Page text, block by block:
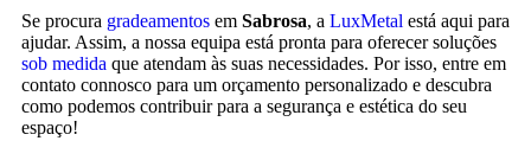
Se procura gradeamentos em Sabrosa, a LuxMetal está aqui para
ajudar. Assim, a nossa equipa está pronta para oferecer soluções
sob medida que atendam às suas necessidades. Por isso, entre em
contato connosco para um orçamento personalizado e descubra
como podemos contribuir para a segurança e estética do seu
espaço!